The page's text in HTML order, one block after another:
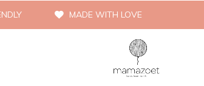
MADE WITH LOVE